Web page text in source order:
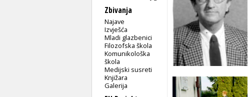
Zbivanja
Najave
Izvješća
Mladi glazbenici
Filozofska škola
Komunikološka
škola
Medijski susreti
Knjižara
Galerija